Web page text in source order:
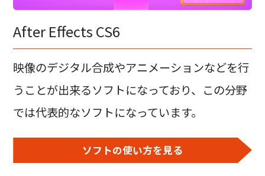
After Effects CS6
映像のデジタル合成やアニメーションなどを行
うことが出来るソフトになっており、この分野
では代表的なソフトになっています。
ソフトの使い方を見る